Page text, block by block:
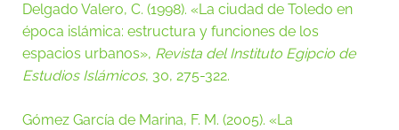
Delgado Valero, C. (1998). «La ciudad de Toledo en
época islámica: estructura y funciones de los
espacios urbanos», Revista del Instituto Egipcio de
Estudios Islámicos, 30, 275-322.
Gómez García de Marina, F. M. (2005). «La